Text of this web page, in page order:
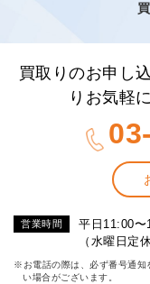
買取りのお申し
りお気軽
営業時間
平日11:00〜
（水曜日定
※お電話の際は、必ず番号通知
い場合がございます。